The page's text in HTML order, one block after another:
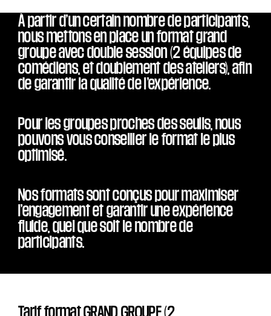
À partir d’un certain nombre de participants,
nous mettons en place un format grand
groupe avec double session (2 équipes de
comédiens, et doublement des ateliers), afin
de garantir la qualité de l’expérience.
Pour les groupes proches des seuils, nous
pouvons vous conseiller le format le plus
optimisé.
Nos formats sont conçus pour maximiser
l’engagement et garantir une expérience
fluide, quel que soit le nombre de
participants.
Tarif format GRAND GROUPE (2